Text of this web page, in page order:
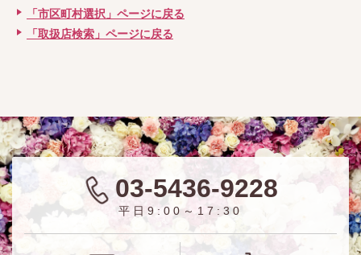
「市区町村選択」ページに戻る
「取扱店検索」ページに戻る
03-5436-9228
平日9:00～17:30